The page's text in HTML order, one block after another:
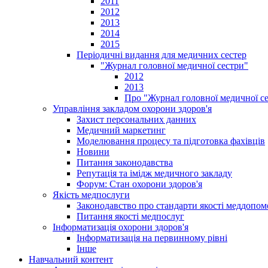
2012
2013
2014
2015
Періодичні видання для медичних сестер
"Журнал головної медичної сестри"
2012
2013
Про "Журнал головної медичної
Управління закладом охорони здоров'я
Захист персональних данних
Медичний маркетинг
Моделювання процесу та підготовка фахівців
Новини
Питання законодавства
Репутація та імідж медичного закладу
Форум: Стан охорони здоров'я
Якість медпослуги
Законодавство про стандарти якості
Питання якості медпослуг
Інформатизація охорони здоров'я
Інформатизація на первинному рівні
Інше
Навчальний контент